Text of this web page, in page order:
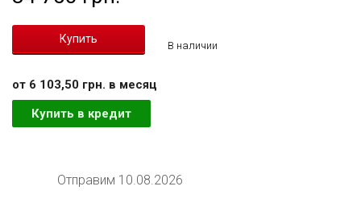
В наличии
от 6 103,50 грн. в месяц
Купить в кредит
Отправим 10.08.2026